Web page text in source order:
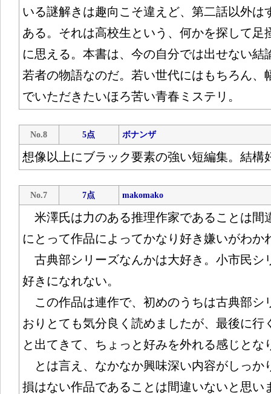
いる謎解きは趣向こそ違えど、第二話以外は
ある。それは高校生という、何かを探して足
に思える。本書は、今の自分では出せない結
若者の物語なのだ。若い世代にはもちろん、
でいただきたいほろ苦い青春ミステリ。
No.8 5点 ボナンザ
想像以上にブラック要素の強い短編集。結構
No.7 7点 makomako
米澤氏は力のある推理作家であることは間
にとって作品によってかなり好き嫌いがわか
古典部シリーズなんかは大好き。小市民シ
好きになれない。
この作品は連作で、初めのうちは古典部シ
おりとても気分良く読めましたが、最後に行
と出てきて、ちょっと好みを外れる感じとな
とは言え、なかなか興味深い内容がしっか
損はない作品であることは間違いないと思い